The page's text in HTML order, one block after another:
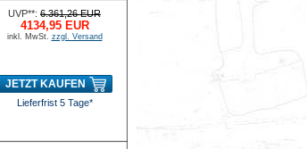
UVP**: 6.361,26 EUR
4134,95 EUR
inkl. MwSt. zzgl. Versand
JETZT KAUFEN
Lieferfrist 5 Tage*